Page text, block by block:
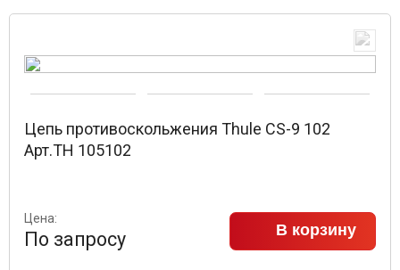
Цепь противоскольжения Thule CS-9 102
Арт.TH 105102
Цена:
По запросу В корзину